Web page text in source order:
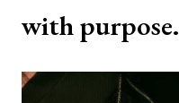
with purpose.